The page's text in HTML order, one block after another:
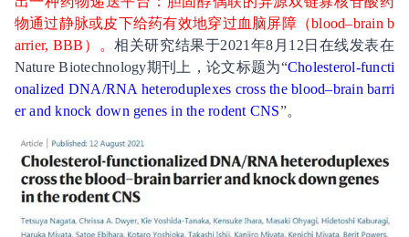
物通过静脉或皮下给药有效地穿过血脑屏障（blood–brain b
arrier, BBB）。相关研究结果于2021年8月12日在线发表在
Nature Biotechnology期刊上，论文标题为“Cholesterol-functi
onalized DNA/RNA heteroduplexes cross the blood–brain barri
er and knock down genes in the rodent CNS”。